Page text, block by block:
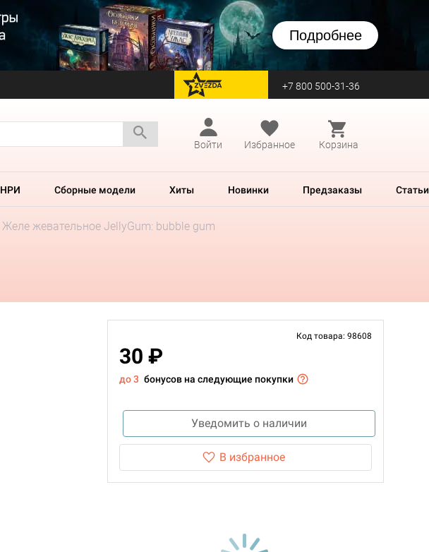
Подробнее
перейти на Zvezda +7 800 500-31-36
Войти
Избранное Корзина
НРИ Сборные модели Хиты Новинки Предзаказы Статьи
Желе жевательное JellyGum: bubble gum
Код товара: 98608
30 ₽
до 3 бонусов на следующие покупки
Уведомить о наличии
В избранное